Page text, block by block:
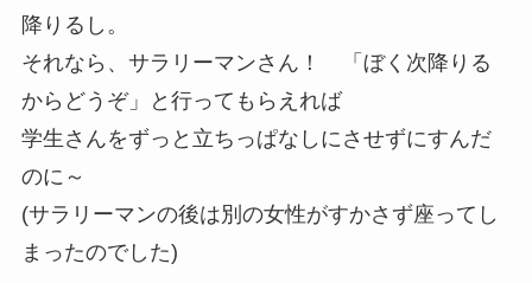
降りるし。
それなら、サラリーマンさん！ 「ぼく次降りる
からどうぞ」と行ってもらえれば
学生さんをずっと立ちっぱなしにさせずにすんだ
のに～
(サラリーマンの後は別の女性がすかさず座ってし
まったのでした)